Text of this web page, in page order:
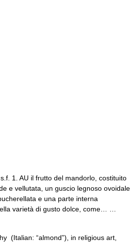
1. AU il frutto del mandorlo, costituito
e vellutata, un guscio legnoso ovoidale
e una parte interna
varietà di gusto dolce, come… …
(Italian: “almond”), in religious art,